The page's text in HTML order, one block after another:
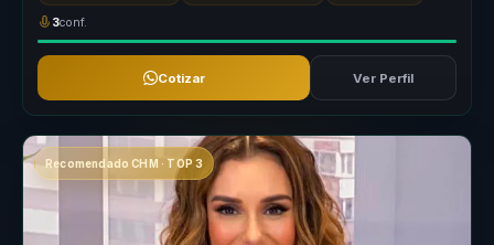
3conf.
Cotizar Ver Perfil
Recomendado CHM · TOP 3